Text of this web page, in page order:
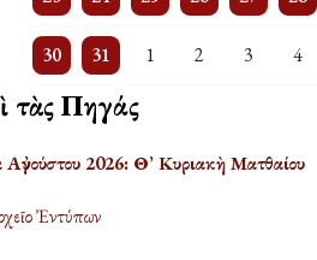
30
3 events 31
One event1
One event2
One event3
One event 4
One
τὰς Πηγάς
Αὐγούστου 2026: Θ’ Κυριακὴ Ματθαίου
Ἐντύπων